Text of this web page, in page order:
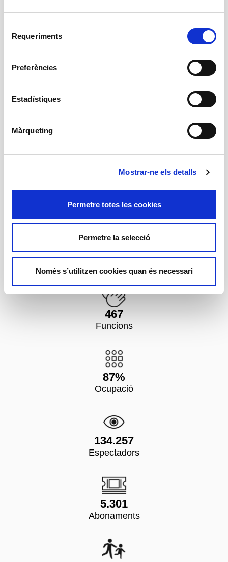
Requeriments
Preferències
Estadístiques
Màrqueting
Mostrar-ne els detalls
Permetre totes les cookies
Permetre la selecció
Només s’utilitzen cookies quan és necessari
Temporada 2024-2025
674
Artistes
40
467
Funcions
87%
Ocupació
134.257
Espectadors
5.301
Abonaments